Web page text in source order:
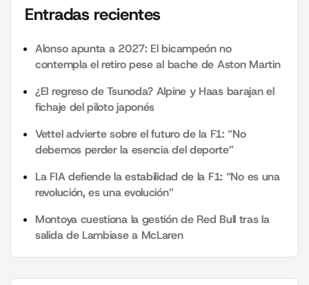
Entradas recientes
Alonso apunta a 2027: El bicampeón no
contempla el retiro pese al bache de Aston Martin
¿El regreso de Tsunoda? Alpine y Haas barajan el
fichaje del piloto japonés
Vettel advierte sobre el futuro de la F1: “No
debemos perder la esencia del deporte”
La FIA defiende la estabilidad de la F1: “No es una
revolución, es una evolución”
Montoya cuestiona la gestión de Red Bull tras la
salida de Lambiase a McLaren